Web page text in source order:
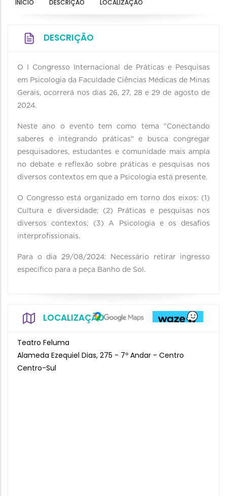
INÍCIO DESCRIÇÃO LOCALIZAÇÃO
DESCRIÇÃO
O I Congresso Internacional de Práticas e Pesquisas
em Psicologia da Faculdade Ciências Médicas de Minas
Gerais, ocorrerá nos dias 26, 27, 28 e 29 de agosto de
2024.
Neste ano o evento tem como tema "Conectando
saberes e integrando práticas" e busca congregar
pesquisadores, estudantes e comunidade mais ampla
no debate e reflexão sobre práticas e pesquisas nos
diversos contextos em que a Psicologia está presente.
O Congresso está organizado em torno dos eixos: (1)
Cultura e diversidade; (2) Prática​s e pesquisas nos
diversos​ contextos; (3) A Psicologia e os desafios
interprofissionais.
Para o dia 29/08/2024: Necessário retirar ingresso
específico para a peça Banho de Sol.
LOCALIZAÇÃO
Teatro Feluma
Alameda Ezequiel Dias, 275 - 7º Andar - Centro
Centro-Sul